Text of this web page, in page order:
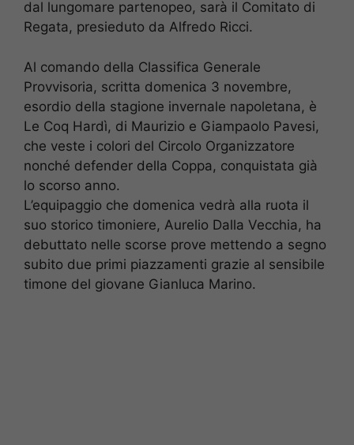
dal lungomare partenopeo, sarà il Comitato di
Regata, presieduto da Alfredo Ricci.
Al comando della Classifica Generale
Provvisoria, scritta domenica 3 novembre,
esordio della stagione invernale napoletana, è
Le Coq Hardì, di Maurizio e Giampaolo Pavesi,
che veste i colori del Circolo Organizzatore
nonché defender della Coppa, conquistata già
lo scorso anno.
L’equipaggio che domenica vedrà alla ruota il
suo storico timoniere, Aurelio Dalla Vecchia, ha
debuttato nelle scorse prove mettendo a segno
subito due primi piazzamenti grazie al sensibile
timone del giovane Gianluca Marino.